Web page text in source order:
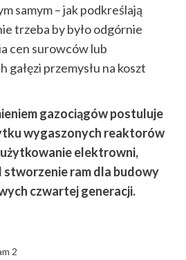
samym – jak podkreślają
trzeba by było odgórnie
cen surowców lub
przemysłu na koszt
gazociągów postuluje
wygaszonych reaktorów
elektrowni,
ram dla budowy
czwartej generacji.
2